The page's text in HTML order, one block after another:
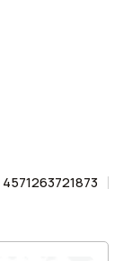
4571263721873